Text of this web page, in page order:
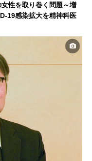
性を取り巻く問題～増
19感染拡大を精神科医